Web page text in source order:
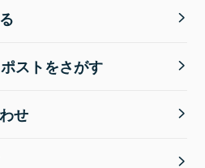
ストをさがす
せ